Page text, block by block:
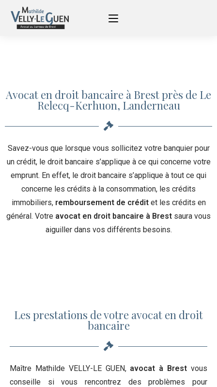
Avocat en droit bancaire à Brest près de Le
Relecq-Kerhuon, Landerneau
Savez-vous que lorsque vous sollicitez votre banquier pour
un crédit, le droit bancaire s’applique à ce qui concerne votre
emprunt. En effet, le droit bancaire s’applique à tout ce qui
concerne les crédits à la consommation, les crédits
immobiliers, remboursement de créditet les crédits en
général. Votre avocat en droit bancaire à Brest saura vous
aiguiller dans vos différents besoins.
Les prestations de votre avocat en droit
bancaire
Maître Mathilde VELLY-LE GUEN, avocat à Brest vous
conseille si vous rencontrez des problèmes pour